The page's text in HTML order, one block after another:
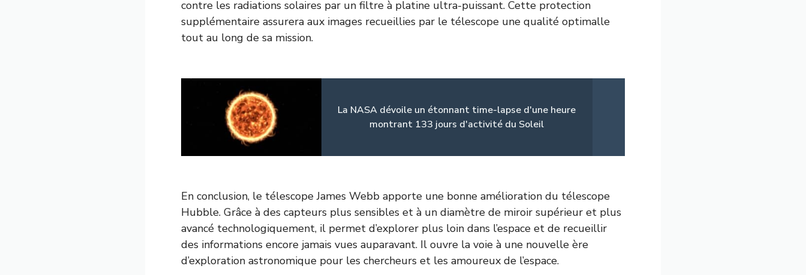
contre les radiations solaires par un filtre à platine ultra-puissant. Cette protection
supplémentaire assurera aux images recueillies par le télescope une qualité optimalle
tout au long de sa mission.
La NASA dévoile un étonnant time-lapse d'une heure
montrant 133 jours d'activité du Soleil
En conclusion, le télescope James Webb apporte une bonne amélioration du télescope
Hubble. Grâce à des capteurs plus sensibles et à un diamètre de miroir supérieur et plus
avancé technologiquement, il permet d’explorer plus loin dans l’espace et de recueillir
des informations encore jamais vues auparavant. Il ouvre la voie à une nouvelle ère
d’exploration astronomique pour les chercheurs et les amoureux de l’espace.